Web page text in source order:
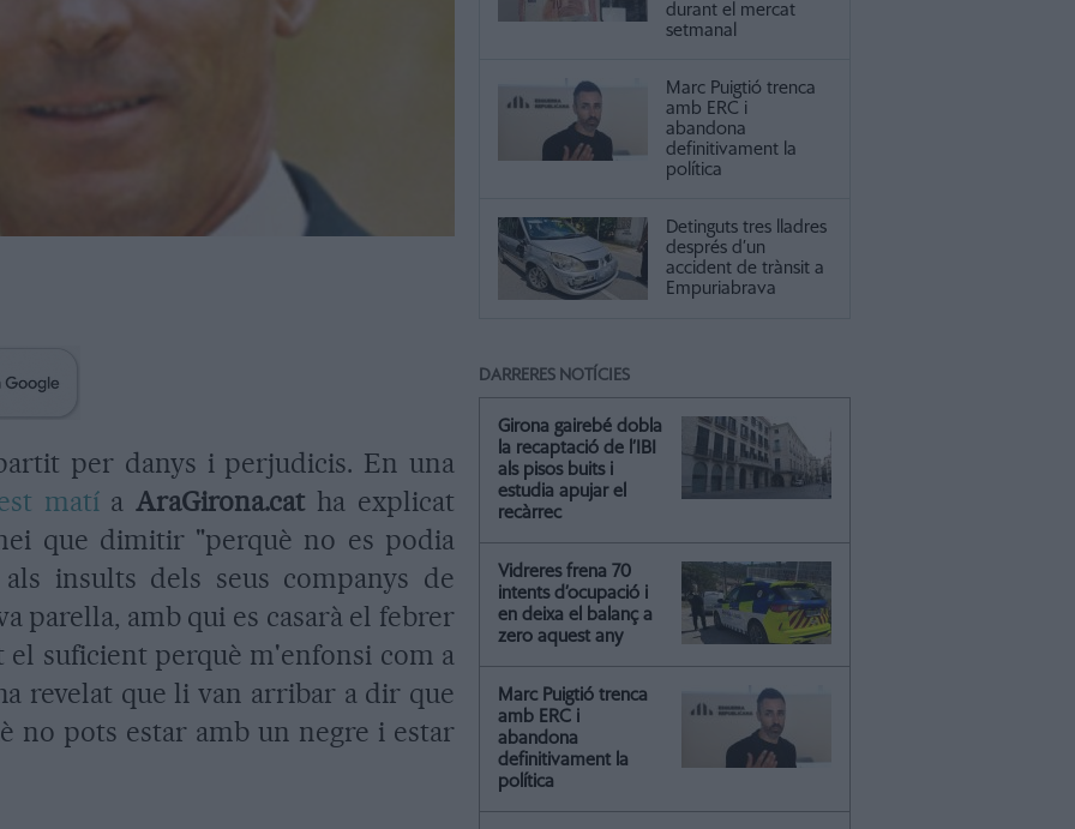
per danys i perjudicis. En una
matíaAraGirona.catha explicat
que dimitir "perquè no es podia
insults dels seus companys de
parella, amb qui es casarà el febrer
el suficient perquè m'enfonsi com a
revelat que li van arribar a dir que
no pots estar amb un negre i estar
durant el mercat
setmanal
Marc Puigtió trenca
amb ERC i
abandona
definitivament la
política
Detinguts tres lladres
després d’un
accident de trànsit a
Empuriabrava
DARRERES NOTÍCIES
Girona gairebé dobla
la recaptació de l’IBI
als pisos buits i
estudia apujar el
recàrrec
Vidreres frena 70
intents d’ocupació i
en deixa el balanç a
zero aquest any
Marc Puigtió trenca
amb ERC i
abandona
definitivament la
política